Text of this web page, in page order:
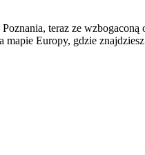
Poznania, teraz ze
Europy, gdzie